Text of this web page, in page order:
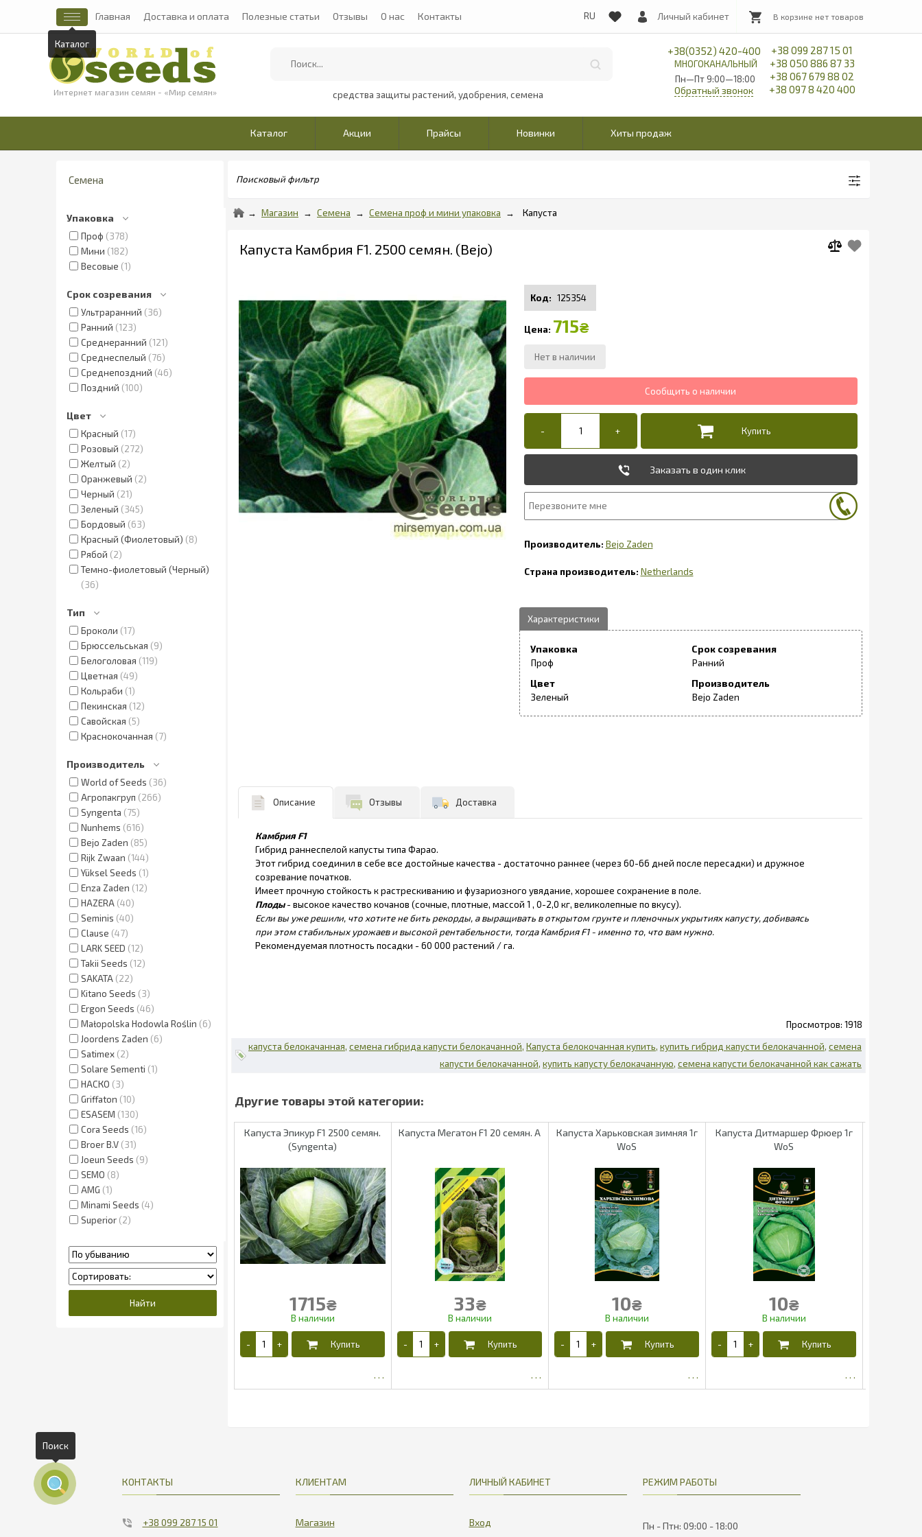
Каталог
Главная Доставка и оплата Полезные статьи Отзывы О нас Контакты Личный кабинет
Интернет магазин семян - «Мир семян» средства защиты растений, удобрения, семена
+38(0352) 420-400
МНОГОКАНАЛЬНЫЙ
Пн—Пт 9:00—18:00
+38 099 287 15 01
+38 050 886 87 33
+38 067 679 88 02
+38 097 8 420 400
Обратный звонок
Каталог Акции Прайсы Новинки Хиты продаж
Семена
Упаковка
Проф
378
Мини 182
Весовые 1
Срок созревания
Ультраранний
36
Ранний 123
Среднеранний 121
Среднеспелый
76
Среднепоздний 46
Поздний 100
Цвет
Красный 17
Розовый
272
Желтый
2
Оранжевый
2
Черный
21
Зеленый
345
Бордовый
63
Красный (Фиолетовый)
8
Рябой
2
Темно-фиолетовый (Черный)
36
Тип
Броколи 17
Брюссельськая
9
Белоголовая 119
Цветная 49
Кольраби 1
Пекинская 12
Савойская
5
Краснокочанная
7
Производитель
World of Seeds
36
Агропакгруп
266
Syngenta
75
Nunhems
616
Bejo Zaden
85
Rijk Zwaan 144
Yüksel Seeds 1
Enza Zaden 12
HAZERA 40
Seminis 40
Clause 47
LARK SEED 12
Takii Seeds 12
SAKATA 22
Kitano Seeds
3
Ergon Seeds 46
Małopolska Hodowla Roślin
6
Joordens Zaden
6
Satimex 2
Solare Sementi 1
НАСКО
3
Griffaton 10
ESASEM 130
Cora Seeds 16
Broer B.V 31
Joeun Seeds
9
SEMO
8
AMG 1
Minami Seeds 4
Superior 2
Поисковый фильтр
Магазин Семена Семена проф и мини упаковка Капуста
Капуста Камбрия F1. 2500 семян. (Bejo)
125354
715₴
Заказать в один клик
Bejo Zaden
Netherlands
Упаковка
Проф
Срок созревания
Ранний
Цвет
Зеленый
Производитель
Bejo Zaden
Описание Отзывы Доставка
Камбрия F1
Гибрид раннеспелой капусты типа Фарао.
Этот гибрид соединил в себе все достойные качества - достаточно раннее (через 60-66 дней после пересадки) и дружное
созревание початков.
Имеет прочную стойкость к растрескиванию и фузариозного увядание, хорошее сохранение в поле.
Плоды- высокое качество кочанов (сочные, плотные, массой 1 , 0-2,0 кг, великолепные по вкусу).
Если вы уже решили, что хотите не бить рекорды, а выращивать в открытом грунте и пленочных укрытиях капусту, добиваясь
при этом стабильных урожаев и высокой рентабельности, тогда Камбрия F1 - именно то, что вам нужно.
Рекомендуемая плотность посадки - 60 000 растений / га.
1918
капуста белокачанная семена гибрида капусти белокачанной Капуста белокочанная купить купить гибрид капусти белокачанной семена
капусти белокачанной купить капусту белокачанную семена капусти белокачанной как сажать
Капуста Эпикур F1 2500 семян.
(Syngenta)
1715₴
Капуста Мегатон F1 20 семян. А
33₴
Капуста Харьковская зимняя 1г
WoS
10₴
Капуста Дитмаршер Фрюер 1г
WoS
10₴
КОНТАКТЫ
+38 099 287 15 01
КЛИЕНТАМ
Магазин
ЛИЧНЫЙ КАБИНЕТ
Вход
РЕЖИМ РАБОТЫ
Пн - Птн: 09:00 - 18:00
Поиск